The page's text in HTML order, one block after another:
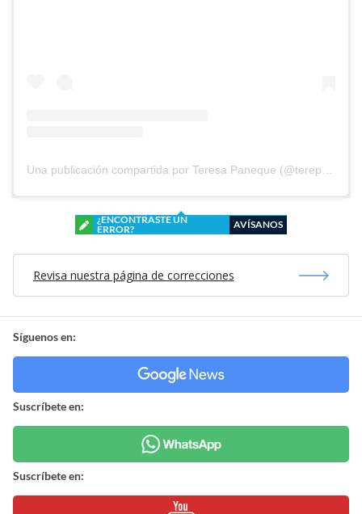
Una publicación compartida por Teresa Paneque (@terepaneque)
¿ENCONTRASTE UN
ERROR?
AVÍSANOS
Revisa nuestra página de correcciones
Síguenos en:
Suscríbete en:
Suscríbete en: